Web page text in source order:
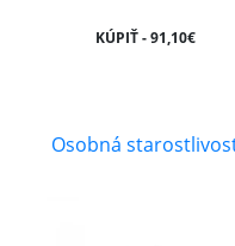
KÚPIŤ - 91,10€
Osobná